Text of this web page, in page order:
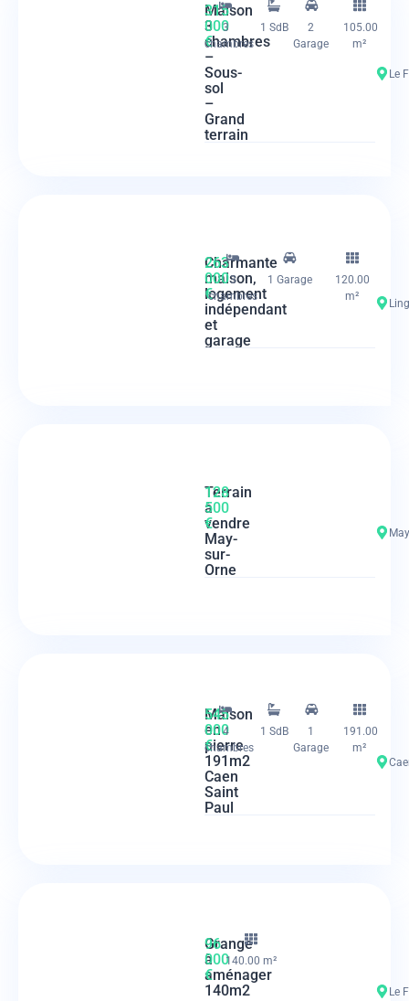
Maison
3
chambres
–
Sous-
sol
–
Grand
terrain
315
000
€
3
chambres
1 SdB
2
Garage
105.00
m²
Le
Charmante
maison,
logement
indépendant
et
garage
263
000
€
3
chambres
1 Garage
120.00
m²
Terrain
à
vendre
May-
sur-
Orne
128
500
€
Maison
en
pierre
191m2
Caen
Saint
Paul
545
000
€
4
chambres
1 SdB
1
Garage
191.00
m²
Grange
à
aménager
140m2
96
000
€
140.00 m²
Le